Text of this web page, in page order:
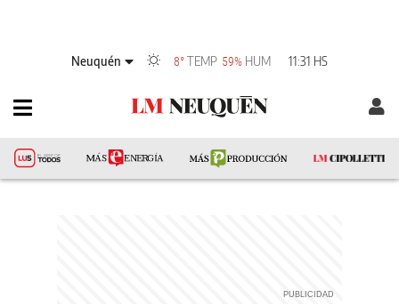
Neuquén 8°TEMP 59% HUM 11:31 HS